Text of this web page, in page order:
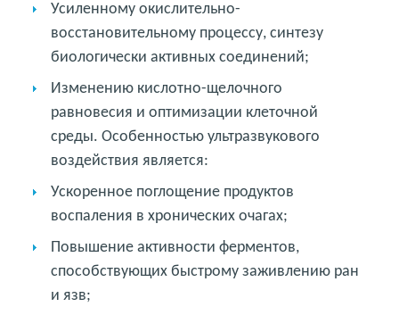
Усиленному окислительно-
восстановительному процессу, синтезу
биологически активных соединений;
Изменению кислотно-щелочного
равновесия и оптимизации клеточной
среды. Особенностью ультразвукового
воздействия является:
Ускоренное поглощение продуктов
воспаления в хронических очагах;
Повышение активности ферментов,
способствующих быстрому заживлению ран
и язв;